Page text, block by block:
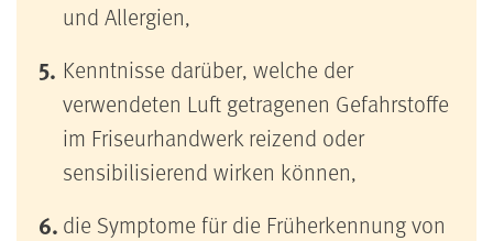
und Allergien,
Kenntnisse darüber, welche der
verwendeten Luft getragenen Gefahrstoffe
im Friseurhandwerk reizend oder
sensibilisierend wirken können,
die Symptome für die Früherkennung von